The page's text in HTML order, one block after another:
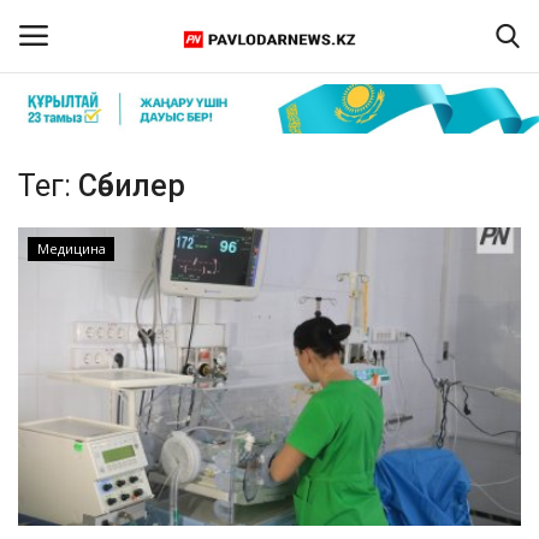
Тіркелу
Бізбен байланыс
ПАВЛОДАР ОБЛЫСЫ
ӘЛЕМ
Спорт
Тег: Сәбилер
Медицина